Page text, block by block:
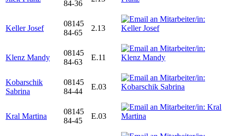
84-36
Keller Josef
08145
84-65
2.13
Klenz Mandy
08145
84-63
E.11
Kobarschik
Sabrina
08145
84-44
E.03
Kral Martina
08145
84-45
E.03